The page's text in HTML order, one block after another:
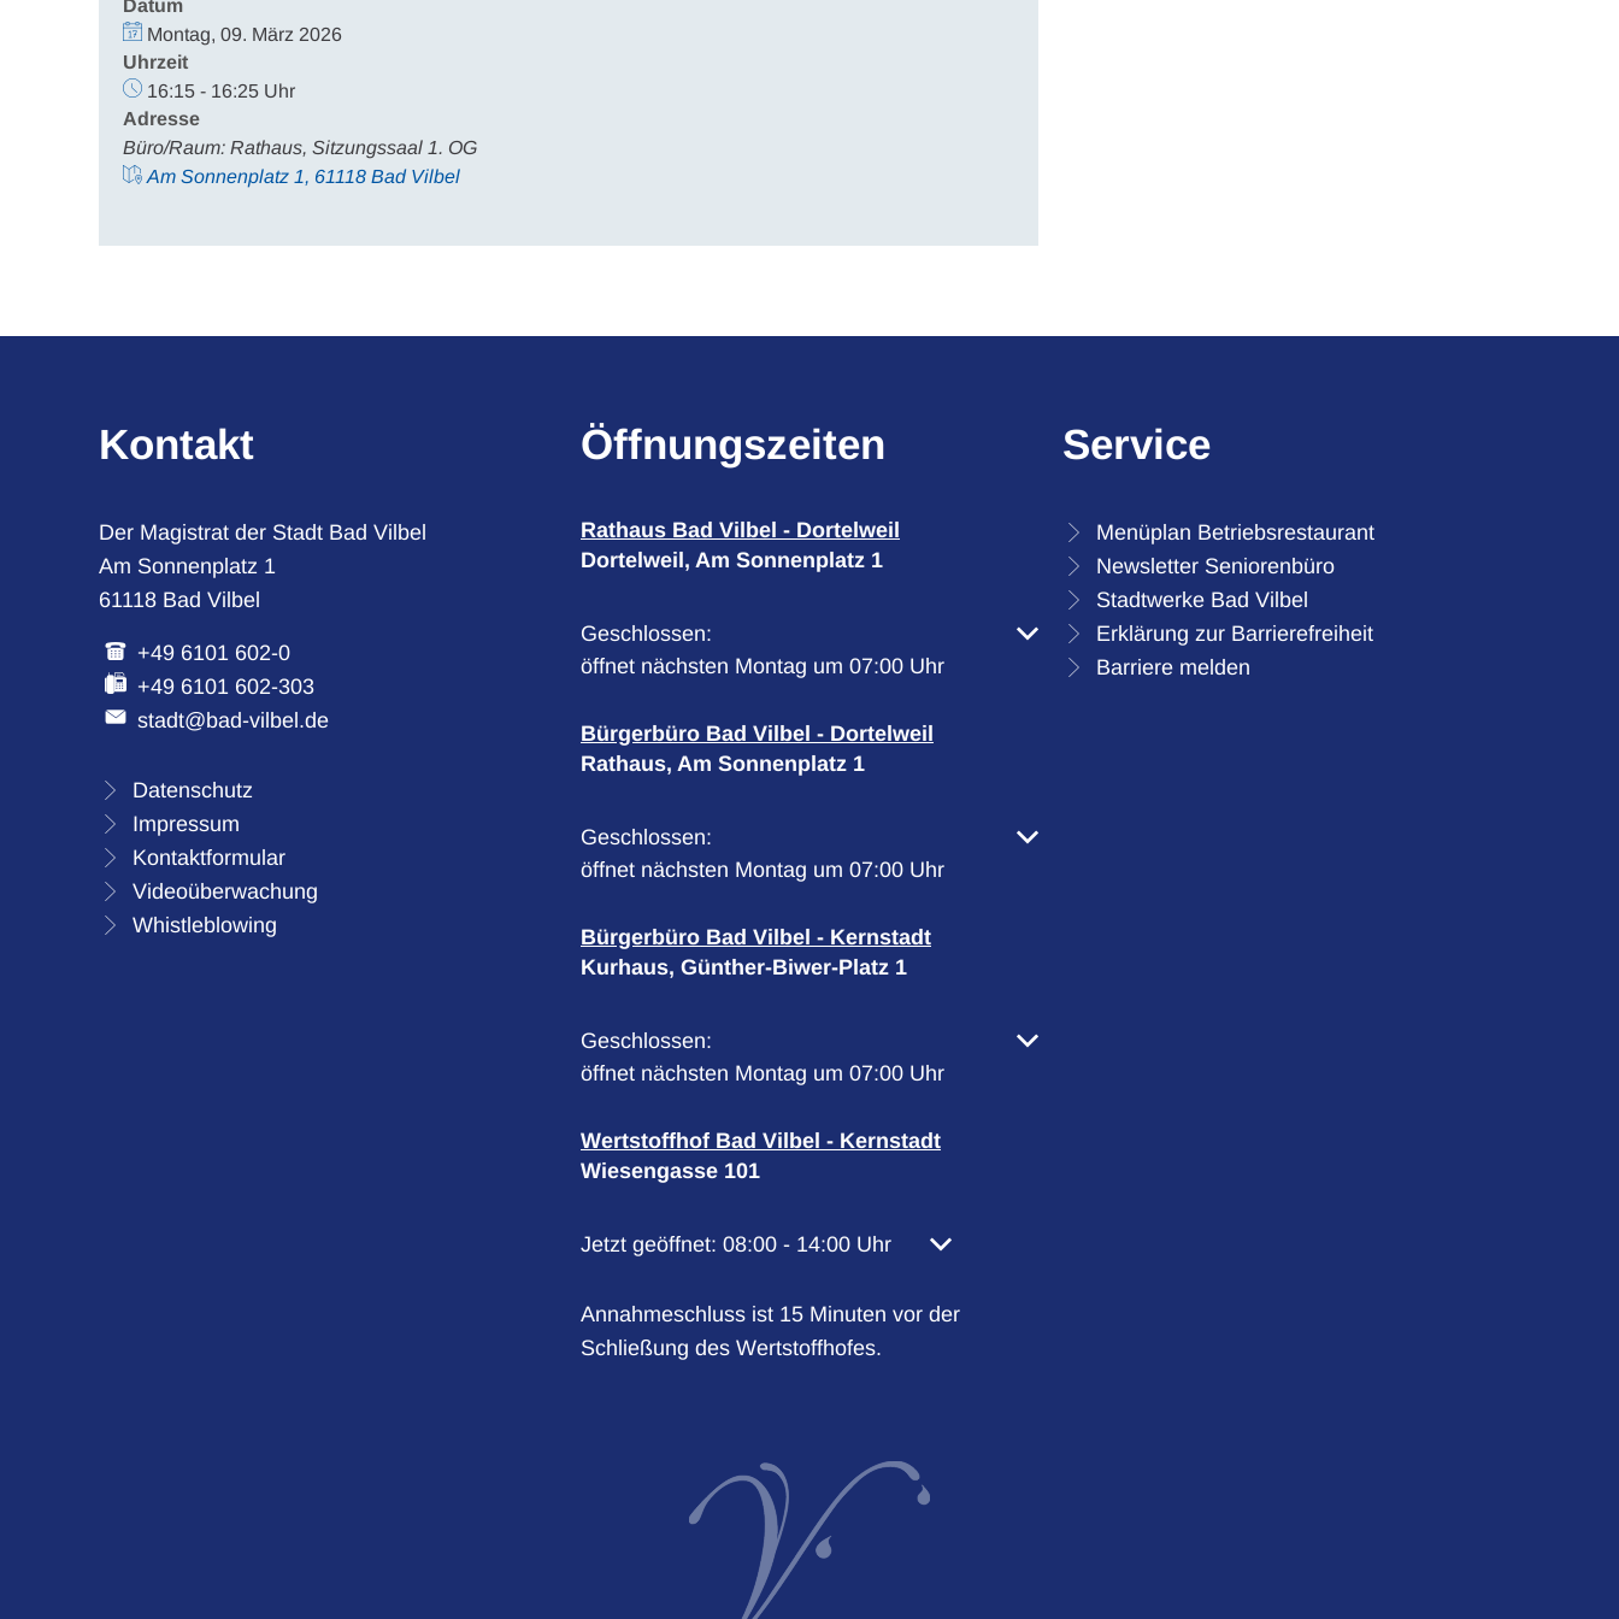
Datum
Montag, 09. März 2026
Uhrzeit
16:15 - 16:25 Uhr
Adresse
Büro/Raum: Rathaus, Sitzungssaal 1. OG
Am Sonnenplatz 1, 61118 Bad Vilbel
Kontakt
Der Magistrat der Stadt Bad Vilbel
Am Sonnenplatz 1
61118 Bad Vilbel
+49 6101 602-0
+49 6101 602-303
stadt@bad-vilbel.de
Datenschutz
Impressum
Kontaktformular
Videoüberwachung
Whistleblowing
Öffnungszeiten
Rathaus Bad Vilbel - Dortelweil
Dortelweil, Am Sonnenplatz 1
Klicken, um weitere Öffnungs- oder Schließzeiten auszublenden
Geschlossen:
öffnet nächsten Montag um 07:00 Uhr
Bürgerbüro Bad Vilbel - Dortelweil
Rathaus, Am Sonnenplatz 1
Klicken, um weitere Öffnungs- oder Schließzeiten auszublenden
Geschlossen:
öffnet nächsten Montag um 07:00 Uhr
Bürgerbüro Bad Vilbel - Kernstadt
Kurhaus, Günther-Biwer-Platz 1
Klicken, um weitere Öffnungs- oder Schließzeiten auszublenden
Geschlossen:
öffnet nächsten Montag um 07:00 Uhr
Wertstoffhof Bad Vilbel - Kernstadt
Wiesengasse 101
Klicken, um weitere Öffnungs- oder Schließzeiten auszublenden
Jetzt geöffnet: 08:00 - 14:00 Uhr Von 08:00 bis 14:00 Uhr
Annahmeschluss ist 15 Minuten vor der
Schließung des Wertstoffhofes.
Service
Menüplan Betriebsrestaurant
Newsletter Seniorenbüro
Stadtwerke Bad Vilbel
Erklärung zur Barrierefreiheit
Barriere melden